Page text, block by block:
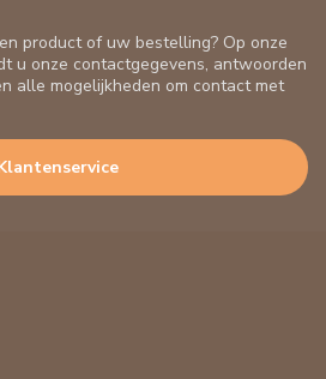
product of uw bestelling? Op onze
u onze contactgegevens, antwoorden
alle mogelijkheden om contact met